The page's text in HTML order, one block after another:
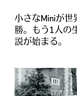
小さなMiniが世
勝。もう1人の
説が始まる。